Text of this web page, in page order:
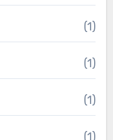
(1)
(1)
(1)
(1)